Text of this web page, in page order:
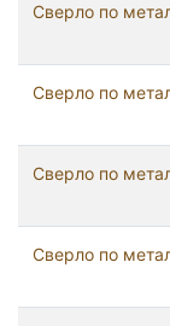
Сверло по
Сверло по
Сверло по
Сверло по